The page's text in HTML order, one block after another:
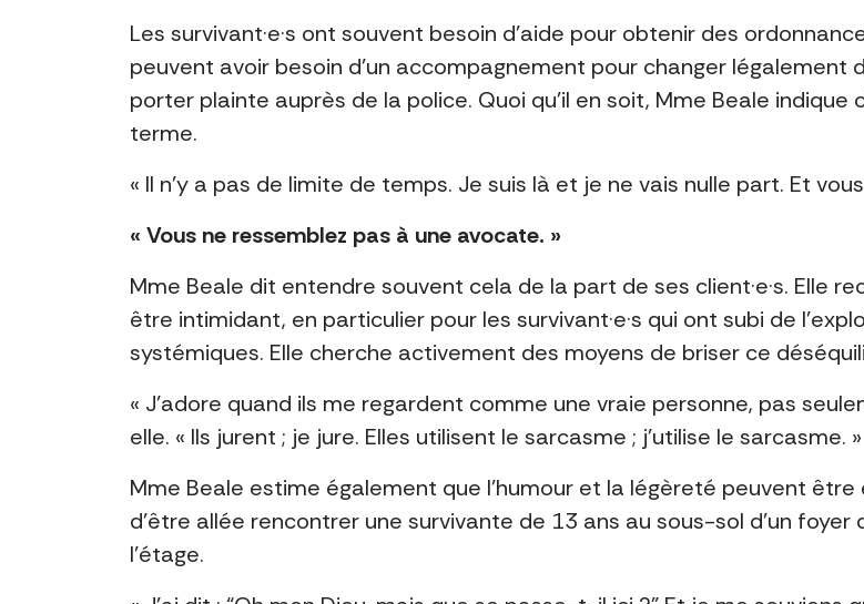
Les survivant·e·s ont souvent besoin d’aide pour obtenir des
peuvent avoir besoin d’un accompagnement pour changer légalement
porter plainte auprès de la police. Quoi qu’il en soit, Mme Beale indique
terme.
« Il n’y a pas de limite de temps. Je suis là et je ne vais nulle part. Et
« Vous ne ressemblez pas à une avocate. »
Mme Beale dit entendre souvent cela de la part de ses client·e·s. Elle
être intimidant, en particulier pour les survivant·e·s qui ont subi de
systémiques. Elle cherche activement des moyens de briser ce
« J’adore quand ils me regardent comme une vraie personne, pas
elle. « Ils jurent ; je jure. Elles utilisent le sarcasme ; j’utilise le sarcasme. »
Mme Beale estime également que l’humour et la légèreté peuvent
d’être allée rencontrer une survivante de 13 ans au sous-sol d’un foyer
l’étage.